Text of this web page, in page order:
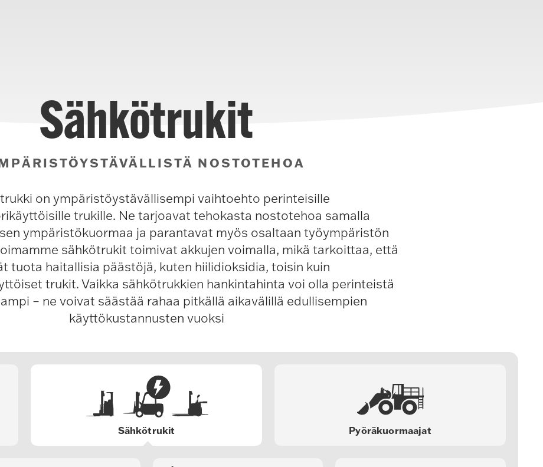
Sähkötrukit
NOSTOTEHOA
on ympäristöystävällisempi vaihtoehto perinteisille
trukille. Ne tarjoavat tehokasta nostotehoa samalla
ympäristökuormaa ja parantavat myös osaltaan työympäristön
sähkötrukit toimivat akkujen voimalla, mikä tarkoittaa, että
tuota haitallisia päästöjä, kuten hiilidioksidia, toisin kuin
trukit. Vaikka sähkötrukkien hankintahinta voi olla perinteistä
– ne voivat säästää rahaa pitkällä aikavälillä edullisempien
käyttökustannusten vuoksi
Sähkötrukit Pyöräkuormaajat